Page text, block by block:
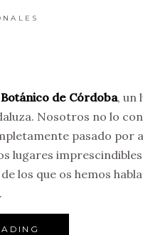
de Córdoba, un
Nosotros no lo
pasado por
lugares
los que os hemos